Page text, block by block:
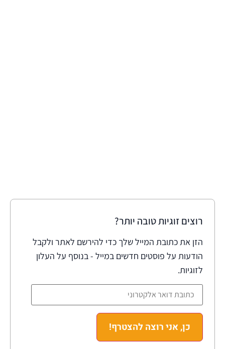
רוצים זוגיות טובה יותר?
הזן את כתובת המייל שלך כדי להירשם לאתר ולקבל
הודעות על פוסטים חדשים במייל - בנוסף על העלון
לזוגיות.
כן, אני רוצה להצטרף!